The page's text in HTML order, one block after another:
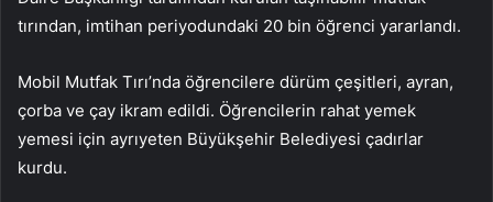
tırından, imtihan periyodundaki 20 bin öğrenci yararlandı.
Mobil Mutfak Tırı’nda öğrencilere dürüm çeşitleri, ayran,
çorba ve çay ikram edildi. Öğrencilerin rahat yemek
yemesi için ayrıyeten Büyükşehir Belediyesi çadırlar
kurdu.